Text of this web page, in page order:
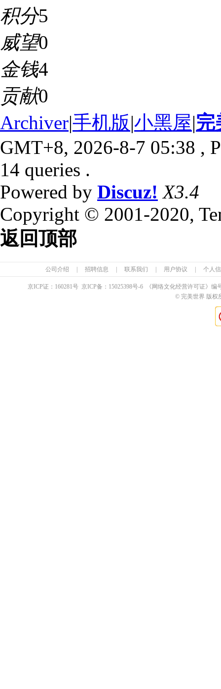
积分5
威望0
金钱4
贡献0
Archiver|手机版|小黑屋|完
GMT+8, 2026-8-7 05:38 ,
14 queries .
Powered by Discuz! X3.4
Copyright © 2001-2020,
返回顶部
公司介绍 招聘信息 联系我们 用户协议 个人
京ICP证： 160281号 京ICP备： 15025398号-6 《网络文化经营许可证》编
© 完美世界 版权